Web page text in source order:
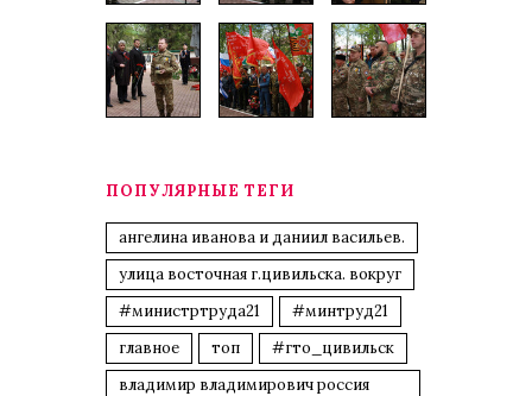
ПОПУЛЯРНЫЕ ТЕГИ
ангелина иванова и даниил васильев.
улица восточная г.цивильска. вокруг
#министртруда21
#минтруд21
главное
топ
#гто_цивильск
владимир владимирович россия